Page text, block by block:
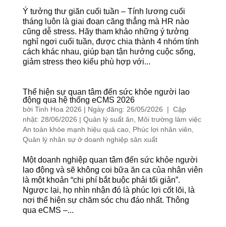
Ý tưởng thư giãn cuối tuần – Tính lương cuối
tháng luôn là giai đoạn căng thẳng mà HR nào
cũng dễ stress. Hãy tham khảo những ý tưởng
nghỉ ngơi cuối tuần, được chia thành 4 nhóm tính
cách khác nhau, giúp bạn tận hưởng cuộc sống,
giảm stress theo kiểu phù hợp với...
Thể hiện sự quan tâm đến sức khỏe người lao
động qua hệ thống eCMS 2026
bởi Tinh Hoa 2026 | Ngày đăng: 26/05/2026 | Cập
nhật: 28/06/2026 | Quản lý suất ăn
Môi trường làm việc
An toàn khỏe mạnh hiệu quả cao, Phúc lợi nhân viên
Quản lý nhân sự ở doanh nghiệp sản xuất
Một doanh nghiệp quan tâm đến sức khỏe người
lao động và sẽ không coi bữa ăn ca của nhân viên
là một khoản “chi phí bắt buộc phải tối giản”.
Ngược lại, họ nhìn nhận đó là phúc lợi cốt lõi, là
nơi thể hiện sự chăm sóc chu đáo nhất. Thông
qua eCMS –...